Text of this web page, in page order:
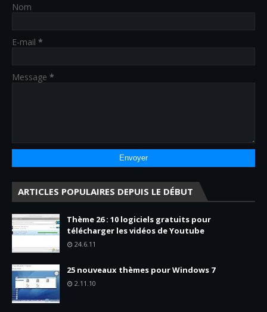
Nom
E-mail *
Message *
ARTICLES POPULAIRES DEPUIS LE DÉBUT
Thème 26 : 10 logiciels gratuits pour
télécharger les vidéos de Youtube
24.6.11
25 nouveaux thèmes pour Windows 7
2.11.10